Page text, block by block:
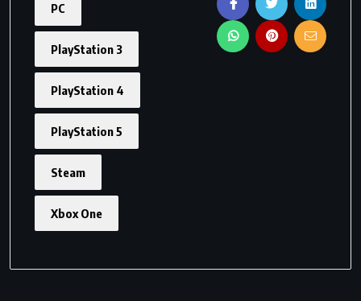
PC
PlayStation 3
PlayStation 4
PlayStation 5
Steam
Xbox One